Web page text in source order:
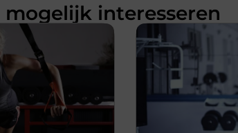
mogelijk interesseren